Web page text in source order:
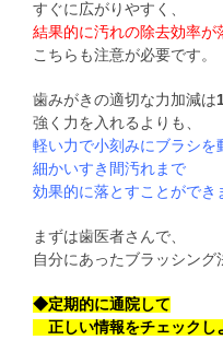
すぐに広がりやすく、
結果的に汚れの除去効率が
こちらも注意が必要です。
歯みがきの適切な力加減は
強く力を入れるよりも、
軽い力で小刻みにブラシを
細かいすき間汚れまで
効果的に落とすことができ
まずは歯医者さんで、
自分にあったブラッシング
◆定期的に通院して
正しい情報をチェックし